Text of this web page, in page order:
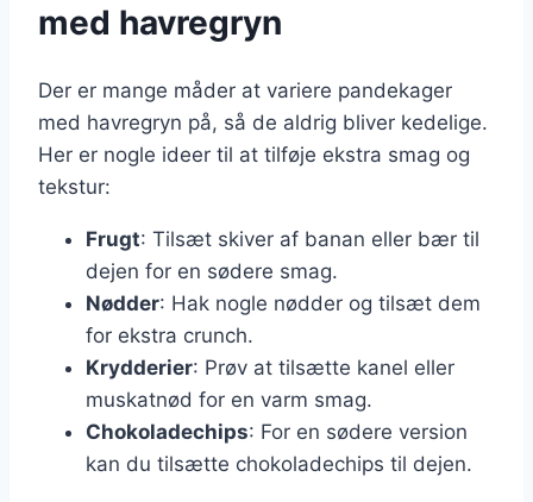
med havregryn
Der er mange måder at variere pandekager
med havregryn på, så de aldrig bliver kedelige.
Her er nogle ideer til at tilføje ekstra smag og
tekstur:
Frugt: Tilsæt skiver af banan eller bær til
dejen for en sødere smag.
Nødder: Hak nogle nødder og tilsæt dem
for ekstra crunch.
Krydderier: Prøv at tilsætte kanel eller
muskatnød for en varm smag.
Chokoladechips: For en sødere version
kan du tilsætte chokoladechips til dejen.